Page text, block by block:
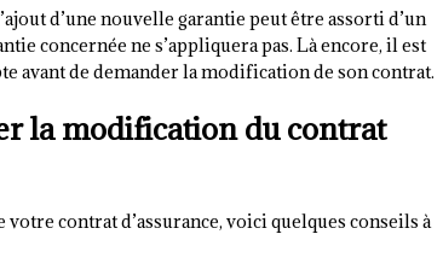
d’une nouvelle garantie peut être assorti d’un
concernée ne s’appliquera pas. Là encore, il est
avant de demander la modification de son contrat.
la modification du contrat
contrat d’assurance, voici quelques conseils à